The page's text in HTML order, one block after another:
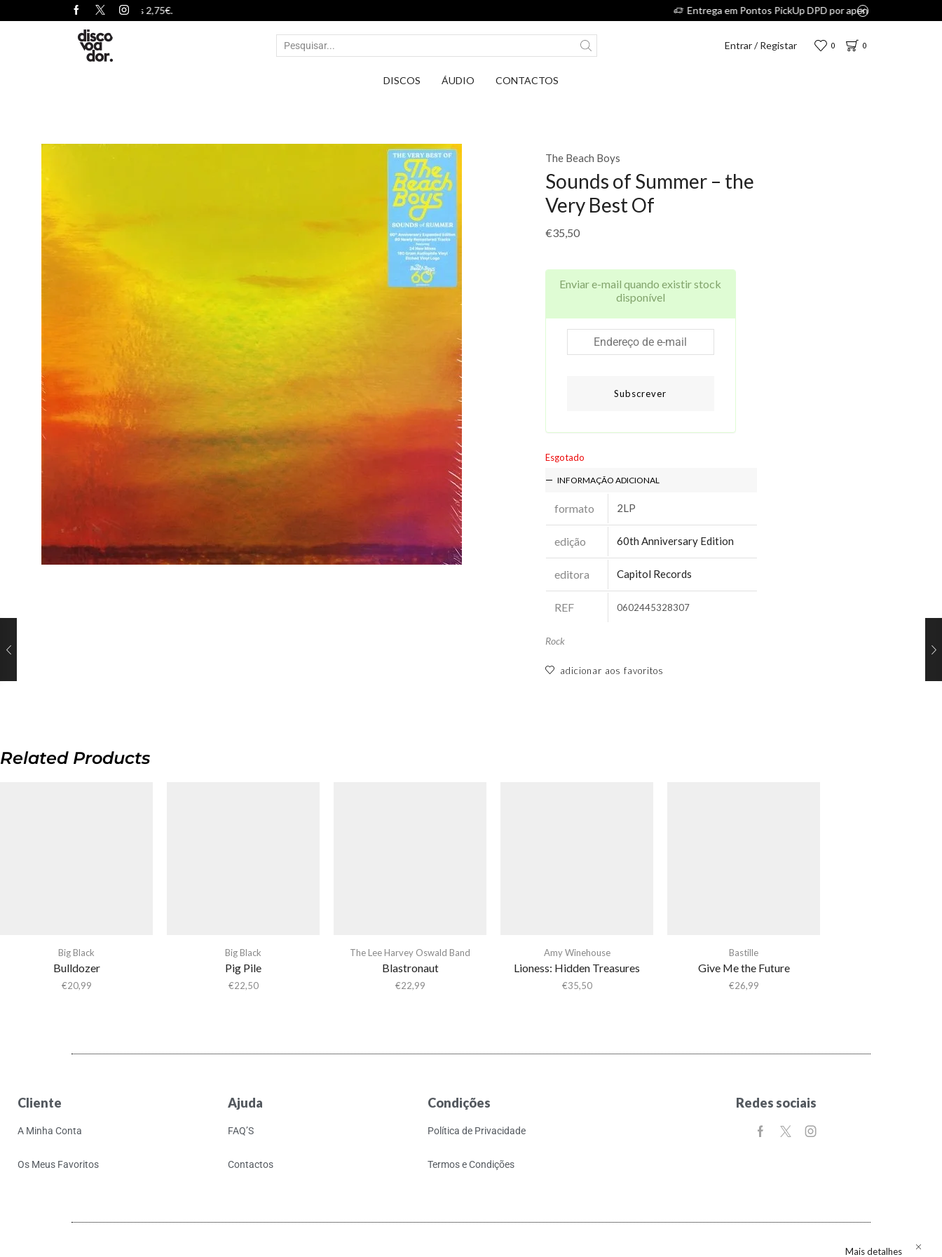
Entrar / Registar 0 0
DISCOS ÁUDIO CONTACTOS
The Beach Boys
Sounds of Summer – the
Very Best Of
€35,50
Enviar e-mail quando existir stock
disponível
Subscrever
Esgotado
INFORMAÇÃO ADICIONAL
formato 2LP
edição 60th Anniversary Edition
editora Capitol Records
REF 0602445328307
Rock
adicionar aos favoritos
Related Products
Big Black
Bulldozer
€20,99
Big Black
Pig Pile
€22,50
The Lee Harvey Oswald Band
Blastronaut
€22,99
Amy Winehouse
Lioness: Hidden Treasures
€35,50
Bastille
Give Me the Future
€26,99
Mais detalhes
Cliente
A Minha Conta
Os Meus Favoritos
Ajuda
FAQ’S
Contactos
Condições
Política de Privacidade
Termos e Condições
Redes sociais